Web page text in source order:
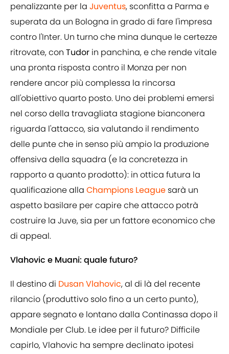
penalizzante per la Juventus, sconfitta a Parma e
superata da un Bologna in grado di fare l'impresa
contro l'Inter. Un turno che mina dunque le certezze
ritrovate, con Tudor in panchina, e che rende vitale
una pronta risposta contro il Monza per non
rendere ancor più complessa la rincorsa
all'obiettivo quarto posto. Uno dei problemi emersi
nel corso della travagliata stagione bianconera
riguarda l'attacco, sia valutando il rendimento
delle punte che in senso più ampio la produzione
offensiva della squadra (e la concretezza in
rapporto a quanto prodotto): in ottica futura la
qualificazione alla Champions League sarà un
aspetto basilare per capire che attacco potrà
costruire la Juve, sia per un fattore economico che
di appeal.
Vlahovic e Muani: quale futuro?
Il destino di Dusan Vlahovic, al di là del recente
rilancio (produttivo solo fino a un certo punto),
appare segnato e lontano dalla Continassa dopo il
Mondiale per Club. Le idee per il futuro? Difficile
capirlo, Vlahovic ha sempre declinato ipotesi